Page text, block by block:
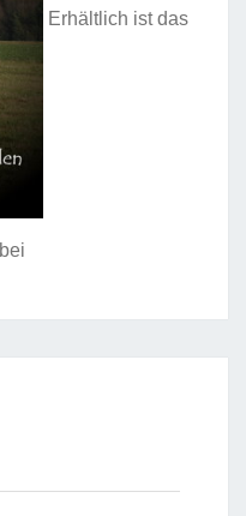
Erhältlich ist das